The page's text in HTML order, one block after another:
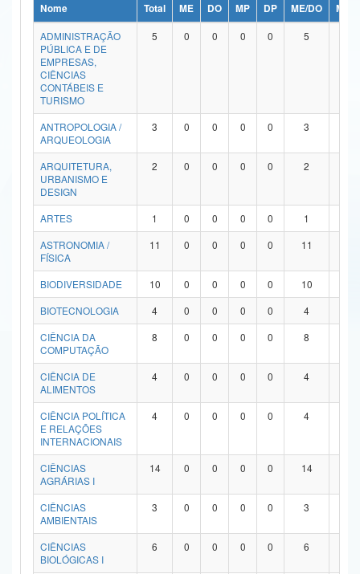
Ministério da Ciência, Tecnologia, Inovações e Comunicações
Ministério do Meio Ambiente
Ministério do Turismo
Ministério do Desenvolvimento Regional
Controladoria-Geral da União
Ministério da Mulher, da Família e dos Direitos Humanos
Secretaria de Governo
Advocacia-Geral da União
Banco Central do Brasil
Nome Total ME DO MP DP ME/DO
MP/
ADMINISTRAÇÃO
PÚBLICA E DE
EMPRESAS,
CIÊNCIAS
CONTÁBEIS E
TURISMO
5 0 0 0 0 5
ANTROPOLOGIA /
ARQUEOLOGIA
3 0 0 0 0 3
ARQUITETURA,
URBANISMO E
DESIGN
2 0 0 0 0 2
ARTES 1 0 0 0 0 1
ASTRONOMIA /
FÍSICA
11 0 0 0 0 11
BIODIVERSIDADE 10 0 0 0 0 10
BIOTECNOLOGIA
4 0 0 0 0 4
CIÊNCIA DA
COMPUTAÇÃO
8 0 0 0 0 8
CIÊNCIA DE
ALIMENTOS
4 0 0 0 0 4
CIÊNCIA POLÍTICA
E RELAÇÕES
INTERNACIONAIS
4 0 0 0 0 4
CIÊNCIAS
AGRÁRIAS I
14 0 0 0 0 14
CIÊNCIAS
AMBIENTAIS
3 0 0 0 0 3
CIÊNCIAS
BIOLÓGICAS I
6 0 0 0 0 6